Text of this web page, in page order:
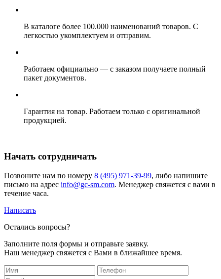
В каталоге более 100.000 наименований товаров. С
легкостью укомплектуем и отправим.
Работаем официально — с заказом получаете полный
пакет документов.
Гарантия на товар. Работаем только с оригинальной
продукцией.
Начать сотрудничать
Позвоните нам по номеру 8 (495) 971-39-99, либо напишите
письмо на адрес info@gc-sm.com. Менеджер свяжется с вами в
течение часа.
Написать
Остались вопросы?
Заполните поля формы и отправьте заявку.
Наш менеджер свяжется с Вами в ближайшее время.